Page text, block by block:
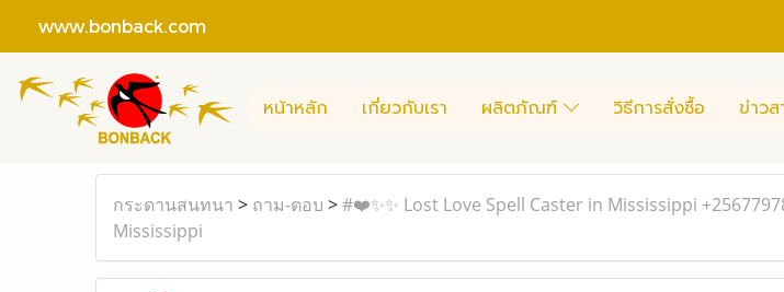
www.bonback.com
หน้าหลัก เกี่ยวกับเรา ผลิตภัณฑ์ วิธีการสั่งซื้อ ข่าวส
กระดานสนทนา > ถาม-ตอบ >#❤️✨✨ Lost Love Spell Caster in Mississippi
Mississippi